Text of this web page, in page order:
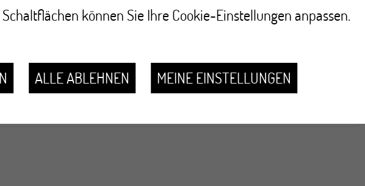
Darmkrebsvorsorge im Rahmen des Programms durchführen lassen und
können Sie Ihre Cookie-Einstellungen anpassen.
ALLE ABLEHNEN MEINE EINSTELLUNGEN